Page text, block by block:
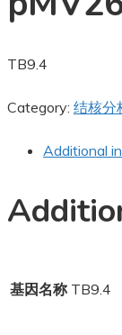
TB9.4
Category: 结核分
Additional
基因名称 TB9.4